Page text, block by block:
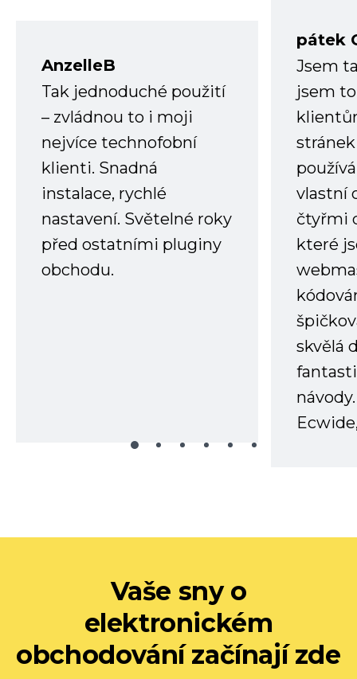
AnzelleB
Tak jednoduché použití
– zvládnou to i moji
nejvíce technofobní
klienti. Snadná
instalace, rychlé
nastavení. Světelné roky
před ostatními pluginy
obchodu.
pátek
Jsem
jsem
vlastní
čtyřmi
které
skvělá
Vaše sny o
elektronickém
obchodování začínají zde